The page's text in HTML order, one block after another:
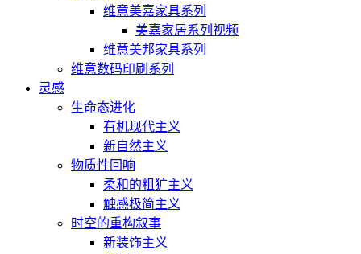
维意美嘉家具系列
美嘉家居系列视频
维意美邦家具系列
维意数码印刷系列
灵感
生命态进化
有机现代主义
新自然主义
物质性回响
柔和的粗犷主义
触感极简主义
时空的重构叙事
新装饰主义